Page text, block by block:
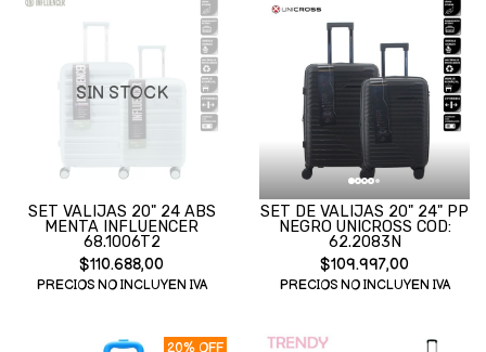
SIN STOCK
SET VALIJAS 20" 24 ABS
MENTA INFLUENCER
68.1006T2
$110.688,00
PRECIOS NO INCLUYEN IVA
SET DE VALIJAS 20" 24" PP
NEGRO UNICROSS COD:
62.2083N
$109.997,00
PRECIOS NO INCLUYEN IVA
20% OFF